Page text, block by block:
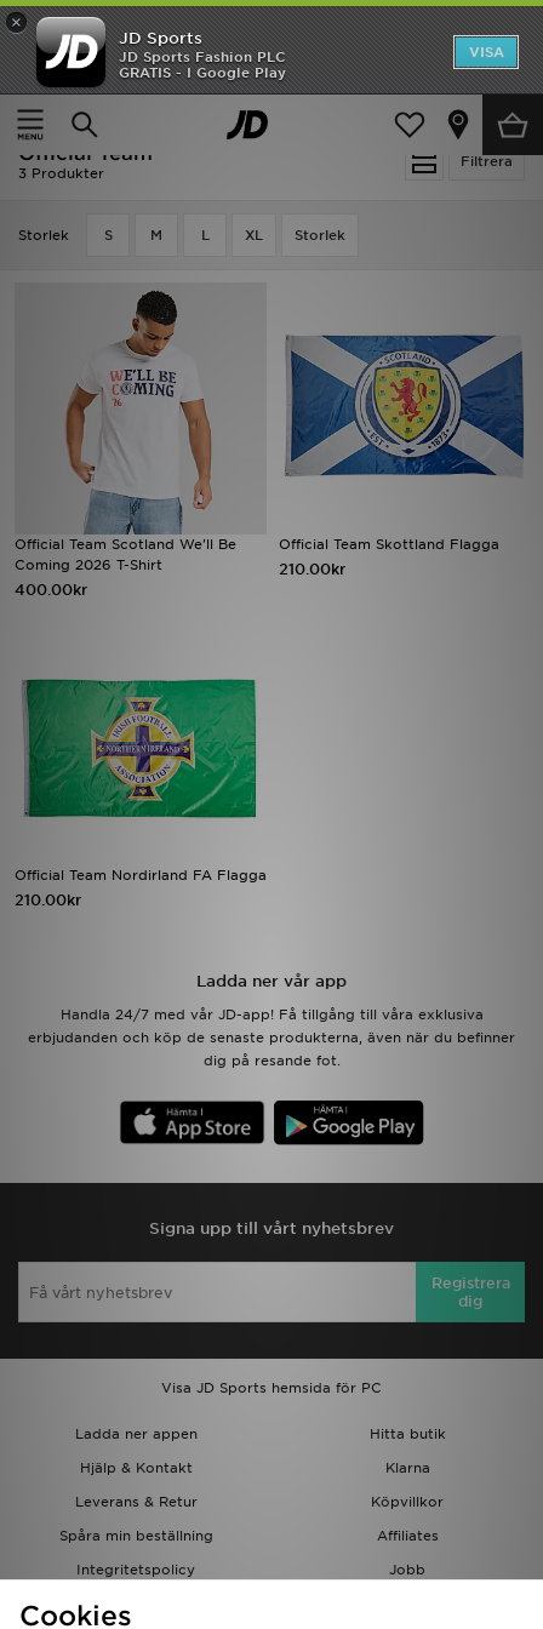
×
JD Sports
JD Sports Fashion PLC
GRATIS - I Google Play
VISA
Ny termin, ny stil Essentials för skolstarten
Hem
Official Team
Filtrera
Official Team
3 Produkter
Storlek S M L XL Storlek
Official Team Scotland We'll Be
Coming 2026 T-Shirt
400.00kr
Official Team Skottland Flagga
210.00kr
Official Team Nordirland FA Flagga
210.00kr
Ladda ner vår app
Handla 24/7 med vår JD-app! Få tillgång till våra exklusiva
erbjudanden och köp de senaste produkterna, även när du befinner
dig på resande fot.
Signa upp till vårt nyhetsbrev
Registrera
dig
Visa JD Sports hemsida för PC
Ladda ner appen
Hitta butik
Hjälp & Kontakt
Klarna
Leverans & Retur
Köpvillkor
Spåra min beställning
Affiliates
Integritetspolicy
Jobb
JD-bloggen
Hem
Rea
Nyheter
Varumärken
Bästsäljare
Fotboll
Ladda ner appen
Mina meddelanden
Kundservice
JD Blogg
Cookies